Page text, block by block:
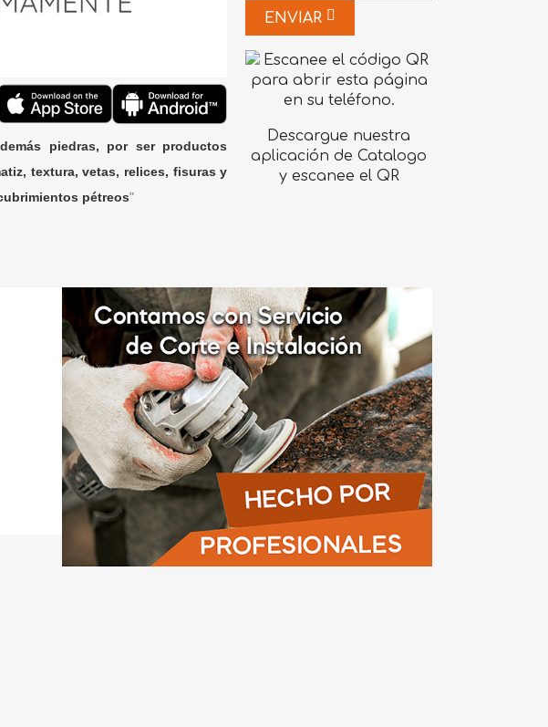
piedras, por ser productos
textura, vetas, relices, fisuras y
pétreos"
ENVIAR
Descargue nuestra
aplicación de Catalogo
y escanee el QR